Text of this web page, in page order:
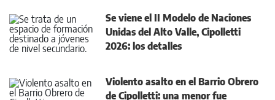
Se viene el II Modelo de Naciones
Unidas del Alto Valle, Cipolletti
2026: los detalles
Violento asalto en el Barrio Obrero
de Cipolletti: una menor fue